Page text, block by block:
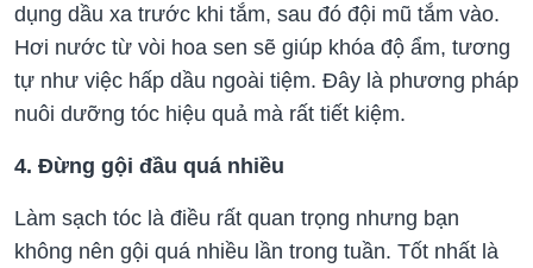
dụng dầu xa trước khi tắm, sau đó đội mũ tắm vào.
Hơi nước từ vòi hoa sen sẽ giúp khóa độ ẩm, tương
tự như việc hấp dầu ngoài tiệm. Đây là phương pháp
nuôi dưỡng tóc hiệu quả mà rất tiết kiệm.
4. Đừng gội đầu quá nhiều
Làm sạch tóc là điều rất quan trọng nhưng bạn
không nên gội quá nhiều lần trong tuần. Tốt nhất là